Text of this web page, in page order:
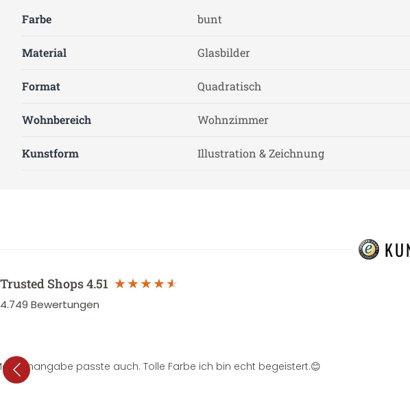
Farbe bunt
Material Glasbilder
Format Quadratisch
Wohnbereich Wohnzimmer
Kunstform Illustration & Zeichnung
Trusted Shops4.51
4.749 Bewertungen
passte auch. Tolle Farbe ich bin echt begeistert.😊